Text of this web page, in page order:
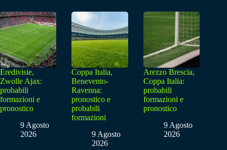
Eredivisie,
Zwolle Ajax:
probabili
formazioni e
pronostico
9 Agosto
2026
Coppa Italia,
Benevento-
Ravenna:
pronostico e
probabili
formazioni
9 Agosto
2026
Arezzo Brescia,
Coppa Italia:
probabili
formazioni e
pronostico
9 Agosto
2026